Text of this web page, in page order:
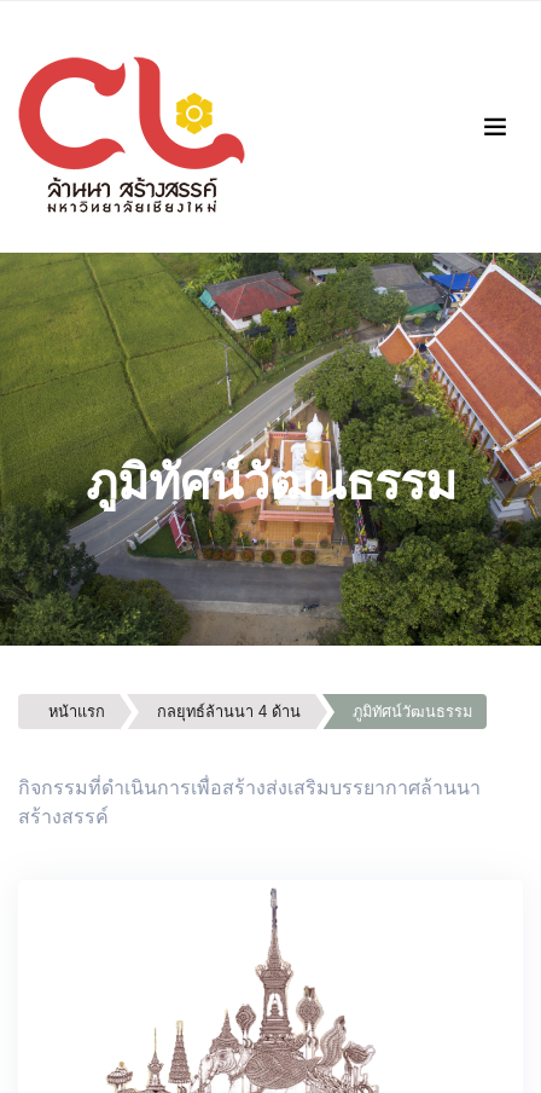
ภูมิทัศน์วัฒนธรรม
หน้าแรก กลยุทธ์ล้านนา 4 ด้าน ภูมิทัศน์วัฒนธรรม
กิจกรรมที่ดำเนินการเพื่อสร้างส่งเสริมบรรยากาศล้านนา
สร้างสรรค์